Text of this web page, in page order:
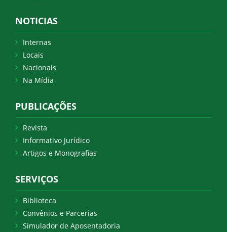
NOTICIAS
Internas
Locais
Nacionais
Na Mídia
PUBLICAÇÕES
Revista
Informativo Jurídico
Artigos e Monografias
SERVIÇOS
Biblioteca
Convênios e Parcerias
Simulador de Aposentadoria